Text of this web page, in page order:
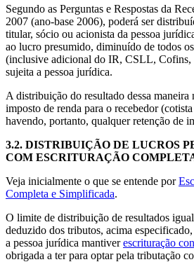
Segundo as Perguntas e Respostas da
2007 (ano-base 2006), poderá ser
titular, sócio ou acionista da pessoa
ao lucro presumido, diminuído de todos
(inclusive adicional do IR, CSLL, Cofins,
sujeita a pessoa jurídica.
A distribuição do resultado dessa
imposto de renda para o recebedor
havendo, portanto, qualquer retenção de
3.2. DISTRIBUIÇÃO DE LUCROS
COM ESCRITURAÇÃO
Veja inicialmente o que se entende por
Completa e Simplificada.
O limite de distribuição de resultados
deduzido dos tributos, acima
a pessoa jurídica mantiverescrituração
obrigada a ter para optar pela tributação